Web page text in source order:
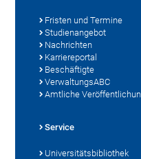
Fristen und Termine
Studienangebot
Nachrichten
Karriereportal
Beschäftigte
VerwaltungsABC
Amtliche
Service
Universitätsbibliothek